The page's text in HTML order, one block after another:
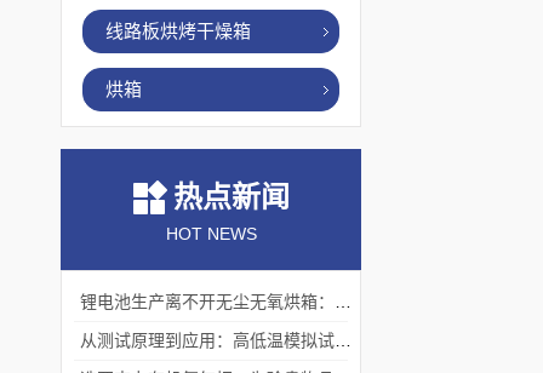
线路板烘烤干燥箱
烘箱
热点新闻
HOT NEWS